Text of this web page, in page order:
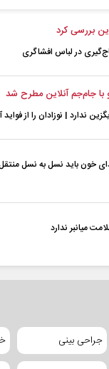
بررسی کرد
در لباس افشاگری
با جام‌جم آنلاین مطرح شد
ندارد | نوزادان را از
خون باید نسل به نسل
میانبر ندارد
جراحی بینی